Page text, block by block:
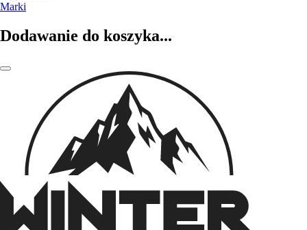
Marki
Dodawanie do koszyka...